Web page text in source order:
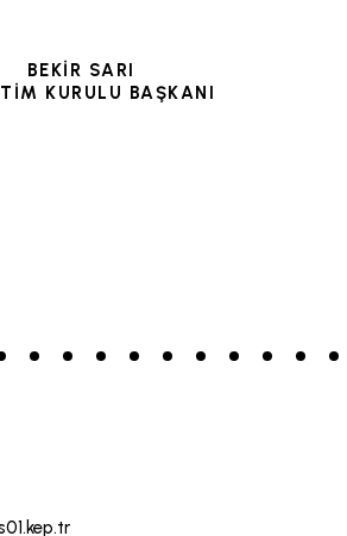
BEKİR SARI
KURULU BAŞKANI